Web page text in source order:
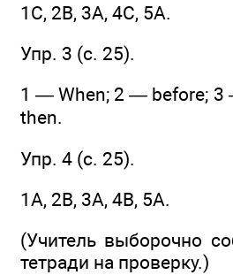
1C, 2B, 3А, 4C, 5A.
Упр. 3 (c. 25).
1 — When; 2 — before;
then.
Упр. 4 (c. 25).
1A, 2B, 3А, 4B, 5A.
(Учитель выборочно
тетради на проверку.)